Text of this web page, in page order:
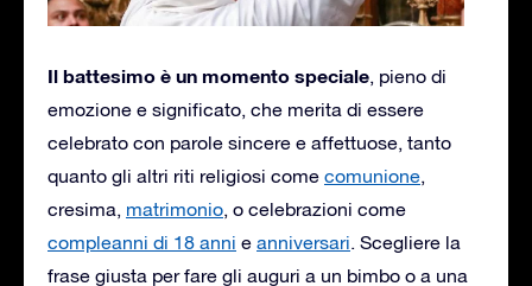
Il battesimo è un momento speciale, pieno di
emozione e significato, che merita di essere
celebrato con parole sincere e affettuose, tanto
quanto gli altri riti religiosi come comunione,
cresima, matrimonio, o celebrazioni come
compleanni di 18 anni e anniversari. Scegliere la
frase giusta per fare gli auguri a un bimbo o a una